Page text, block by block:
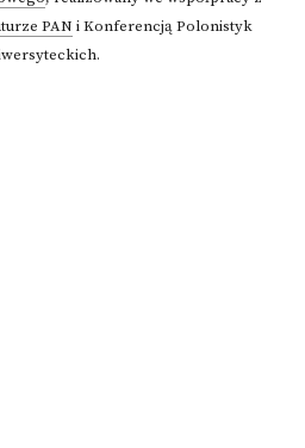
PAN i Konferencją Polonistyk